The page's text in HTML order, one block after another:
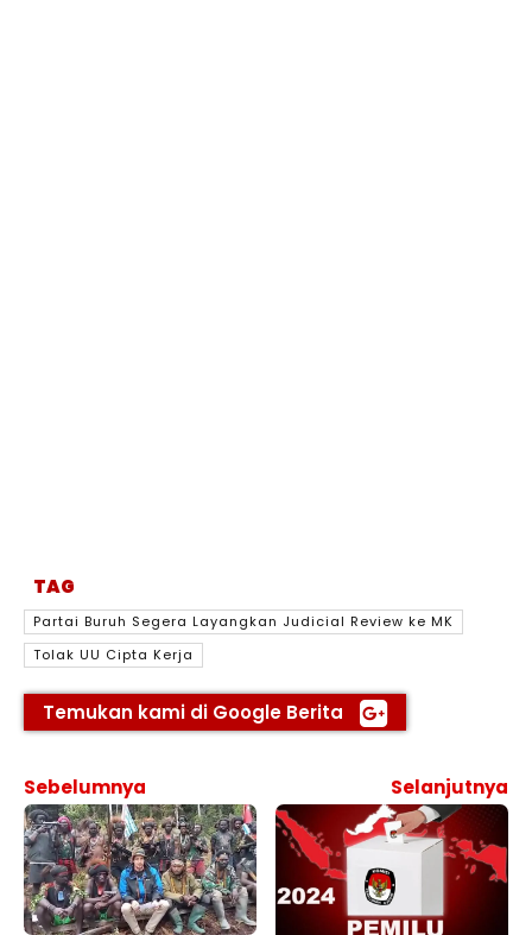
TAG
Partai Buruh Segera Layangkan Judicial Review ke MK
Tolak UU Cipta Kerja
Temukan kami di Google Berita
Sebelumnya Selanjutnya